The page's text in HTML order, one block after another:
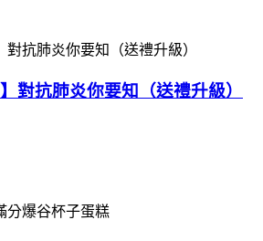
對抗肺炎你要知（送禮升級）